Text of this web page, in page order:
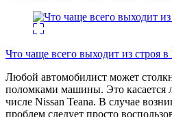
Что чаще всего выходит из строя в
Любой автомобилист может
поломками машины. Это касается
числе Nissan Teana. В случае
проблем следует просто